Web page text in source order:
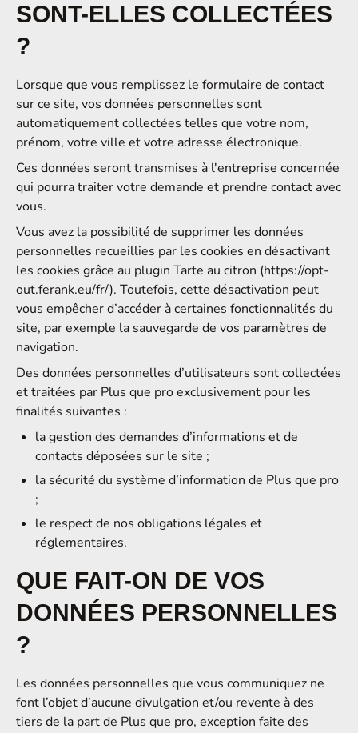
SONT-ELLES COLLECTÉES
?
Lorsque que vous remplissez le formulaire de contact
sur ce site, vos données personnelles sont
automatiquement collectées telles que votre nom,
prénom, votre ville et votre adresse électronique.
Ces données seront transmises à l'entreprise concernée
qui pourra traiter votre demande et prendre contact avec
vous.
Vous avez la possibilité de supprimer les données
personnelles recueillies par les cookies en désactivant
les cookies grâce au plugin Tarte au citron (https://opt-
out.ferank.eu/fr/). Toutefois, cette désactivation peut
vous empêcher d’accéder à certaines fonctionnalités du
site, par exemple la sauvegarde de vos paramètres de
navigation.
Des données personnelles d’utilisateurs sont collectées
et traitées par Plus que pro exclusivement pour les
finalités suivantes :
la gestion des demandes d’informations et de
contacts déposées sur le site ;
la sécurité du système d’information de Plus que pro
;
le respect de nos obligations légales et
réglementaires.
QUE FAIT-ON DE VOS
DONNÉES PERSONNELLES
?
Les données personnelles que vous communiquez ne
font l’objet d’aucune divulgation et/ou revente à des
tiers de la part de Plus que pro, exception faite des